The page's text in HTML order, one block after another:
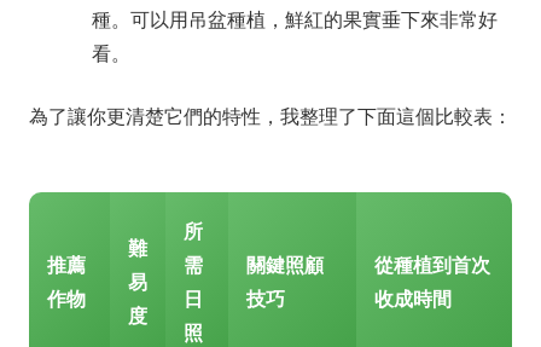
種。可以用吊盆種植，鮮紅的果實垂下來非常好
看。
為了讓你更清楚它們的特性，我整理了下面這個比較表：
推薦
作物
難
易
度
所
需
日
照
關鍵照顧
技巧
從種植到首次
收成時間